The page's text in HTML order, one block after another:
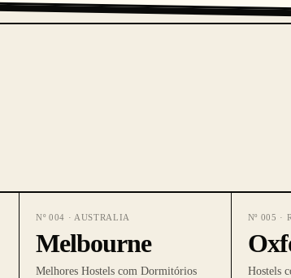
Nº004 · AUSTRALIA
Melbourne
Melhores Hostels com Dormitórios
Nº 005 ·
Hostels